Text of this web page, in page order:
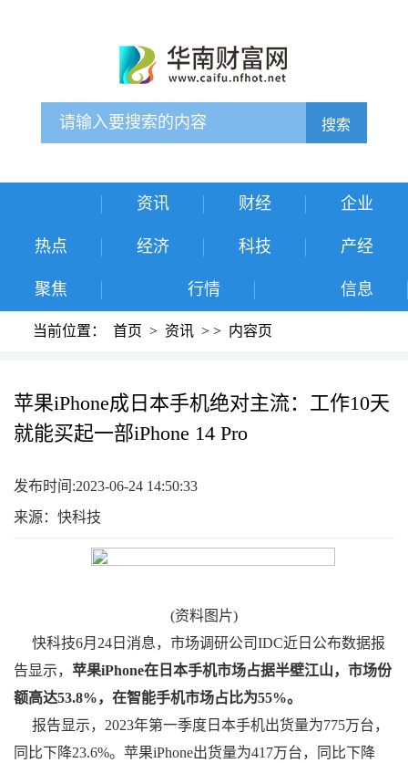
搜索
资讯 财经 企业
热点 经济 科技 产经
聚焦 行情 信息
当前位置： 首页 > 资讯 > > 内容页
苹果iPhone成日本手机绝对主流：工作10天
就能买起一部iPhone 14 Pro
发布时间:2023-06-24 14:50:33
来源：快科技
(资料图片)
快科技6月24日消息，市场调研公司IDC近日公布数据报
告显示， 苹果iPhone在日本手机市场占据半壁江山，市场份
额高达53.8%，在智能手机市场占比为55%。
报告显示，2023年第一季度日本手机出货量为775万台，
同比下降23.6%。苹果iPhone出货量为417万台，同比下降